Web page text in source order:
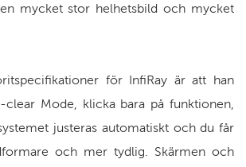
mycket stor helhetsbild och mycket
för InfiRay är att han
clear Mode, klicka bara på funktionen,
justeras automatiskt och du får
och mer tydlig. Skärmen och